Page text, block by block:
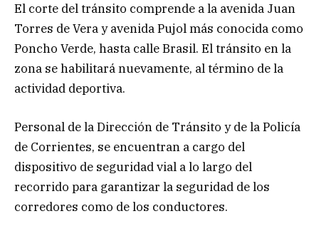
El corte del tránsito comprende a la avenida Juan
Torres de Vera y avenida Pujol más conocida como
Poncho Verde, hasta calle Brasil. El tránsito en la
zona se habilitará nuevamente, al término de la
actividad deportiva.
Personal de la Dirección de Tránsito y de la Policía
de Corrientes, se encuentran a cargo del
dispositivo de seguridad vial a lo largo del
recorrido para garantizar la seguridad de los
corredores como de los conductores.